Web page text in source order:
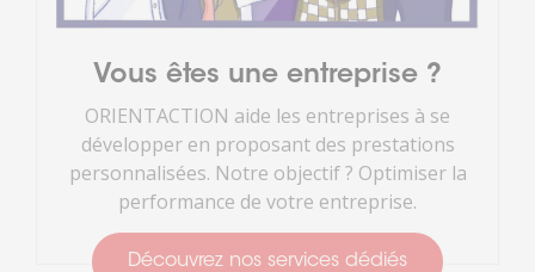
Vous êtes une entreprise ?
ORIENTACTION aide les entreprises à se
développer en proposant des prestations
personnalisées. Notre objectif ? Optimiser la
performance de votre entreprise.
Découvrez nos services dédiés